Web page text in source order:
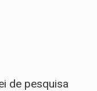
de pesquisa